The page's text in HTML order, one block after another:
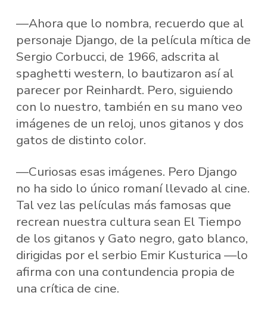
—Ahora que lo nombra, recuerdo que al
personaje Django, de la película mítica de
Sergio Corbucci, de 1966, adscrita al
spaghetti western, lo bautizaron así al
parecer por Reinhardt. Pero, siguiendo
con lo nuestro, también en su mano veo
imágenes de un reloj, unos gitanos y dos
gatos de distinto color.
—Curiosas esas imágenes. Pero Django
no ha sido lo único romaní llevado al cine.
Tal vez las películas más famosas que
recrean nuestra cultura sean El Tiempo
de los gitanos y Gato negro, gato blanco,
dirigidas por el serbio Emir Kusturica —lo
afirma con una contundencia propia de
una crítica de cine.